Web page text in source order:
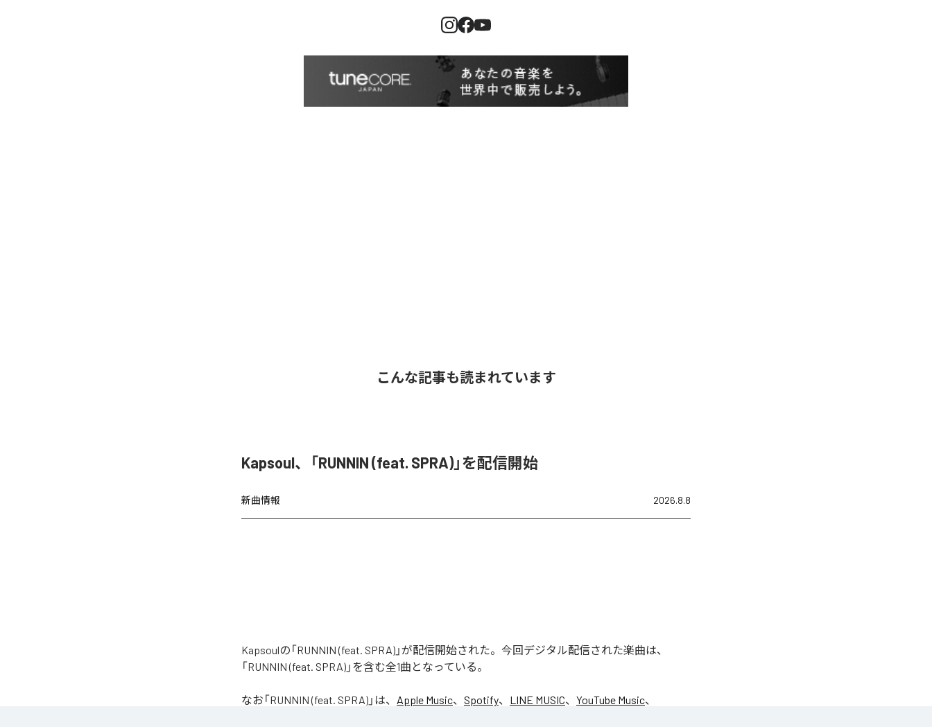
こんな記事も読まれています
Kapsoul、「RUNNIN (feat. SPRA)」を配信開始
新曲情報 2026.8.8
Kapsoulの「RUNNIN (feat. SPRA)」が配信開始された。今回デジタル配信された楽曲は、
「RUNNIN (feat. SPRA)」を含む全1曲となっている。
なお「RUNNIN (feat. SPRA) 」は、 Apple Music、 Spotify、 LINE MUSIC、 YouTube Music、